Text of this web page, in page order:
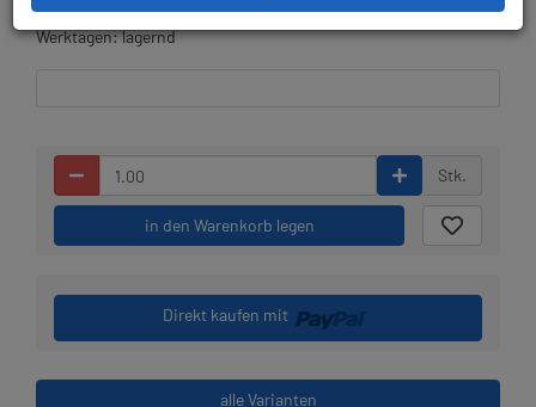
Werktagen: lagernd
Stk.
in den Warenkorb legen
Direkt kaufen mit
alle Varianten